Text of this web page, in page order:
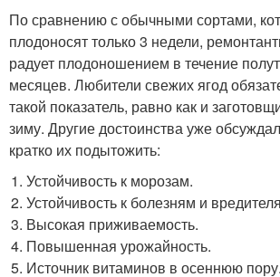
По сравнению с обычными сортами,
плодоносят только 3 недели,
радует плодоношением в течение
месяцев. Любители свежих ягод
такой показатель, равно как и
зиму. Другие достоинства уже
кратко их подытожить:
Устойчивость к морозам.
Устойчивость к болезням и
Высокая приживаемость.
Повышенная урожайность.
Источник витаминов в осеннюю пору.